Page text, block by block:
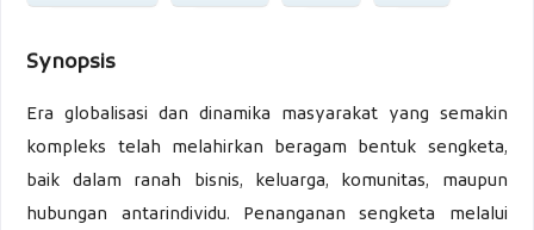
Synopsis
Era globalisasi dan dinamika masyarakat yang semakin
kompleks telah melahirkan beragam bentuk sengketa,
baik dalam ranah bisnis, keluarga, komunitas, maupun
hubungan antarindividu. Penanganan sengketa melalui